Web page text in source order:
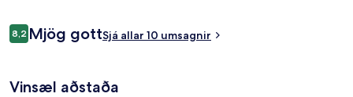
Umsagnir
8,28,2 af 10
Mjög gottSjá allar 10 umsagnir
Vinsæl aðstaða